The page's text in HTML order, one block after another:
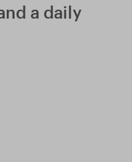
a daily